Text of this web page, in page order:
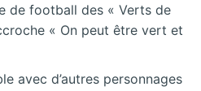
de football des « Verts de
« On peut être vert et
avec d’autres personnages